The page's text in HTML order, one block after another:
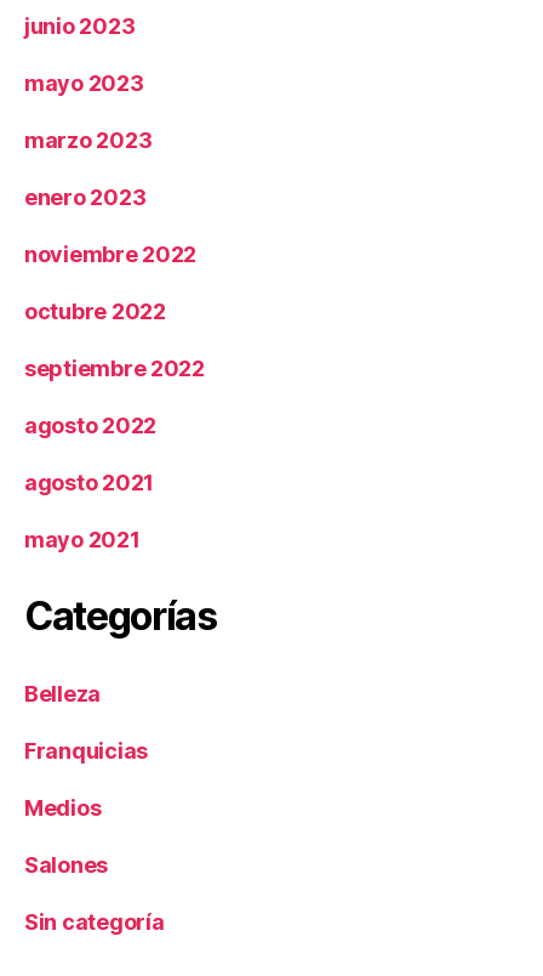
junio 2023
mayo 2023
marzo 2023
enero 2023
noviembre 2022
octubre 2022
septiembre 2022
agosto 2022
agosto 2021
mayo 2021
Categorías
Belleza
Franquicias
Medios
Salones
Sin categoría